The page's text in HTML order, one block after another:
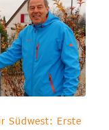
Südwest: Erste